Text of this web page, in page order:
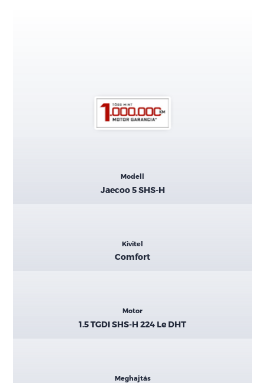
Modell
Jaecoo 5 SHS-H
Kivitel
Comfort
Motor
1.5 TGDI SHS-H 224 Le DHT
Meghajtás